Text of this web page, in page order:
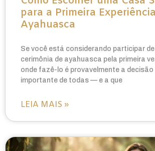
para a Primeira
Ayahuasca
Se você está considerando participar de
cerimônia de ayahuasca pela primeira
onde fazê-lo é provavelmente a decisão
importante de todas — e a que
LEIA MAIS »